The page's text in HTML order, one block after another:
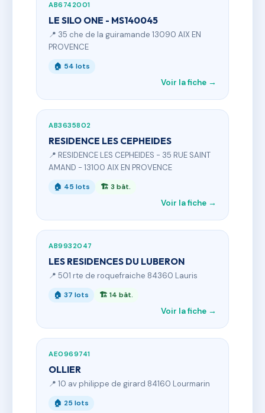
AB6742001
LE SILO ONE - MS140045
📍 35 che de la guiramande 13090 AIX EN
PROVENCE
🏠 54 lots
Voir la fiche →
AB3635802
RESIDENCE LES CEPHEIDES
📍 RESIDENCE LES CEPHEIDES - 35 RUE SAINT
AMAND - 13100 AIX EN PROVENCE
🏠 45 lots 🏗 3 bât.
Voir la fiche →
AB9932047
LES RESIDENCES DU LUBERON
📍 501 rte de roquefraiche 84360 Lauris
🏠 37 lots 🏗 14 bât.
Voir la fiche →
AE0969741
OLLIER
📍 10 av philippe de girard 84160 Lourmarin
🏠 25 lots